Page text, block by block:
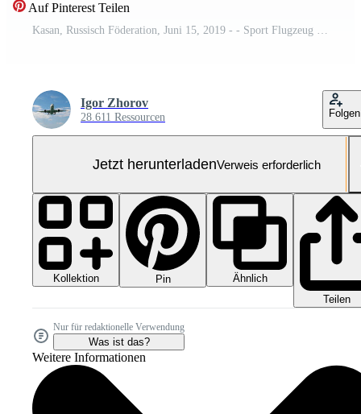
Auf Pinterest Teilen
Kasan, Russisch Föderation, Juni 15, 2019 - - Sport Flugzeug durchführen riskant gefährlich Stunts im das Luft. rot Stier Luft Rennen
Igor Zhorov
28.611 Ressourcen Folgen
Jetzt herunterladenVerweis erforderlich
Kollektion Pin
Ähnlich
Teilen
Nur für redaktionelle Verwendung
Was ist das?
Weitere Informationen